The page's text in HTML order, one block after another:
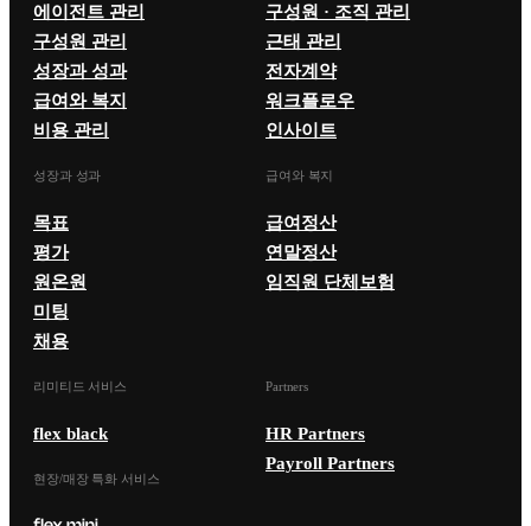
에이전트 관리
구성원 관리
성장과 성과
급여와 복지
비용 관리
구성원 · 조직 관리
근태 관리
전자계약
워크플로우
인사이트
성장과 성과
목표
평가
원온원
미팅
채용
급여와 복지
급여정산
연말정산
임직원 단체보험
리미티드 서비스
flex black
현장/매장 특화 서비스
Partners
HR Partners
Payroll Partners